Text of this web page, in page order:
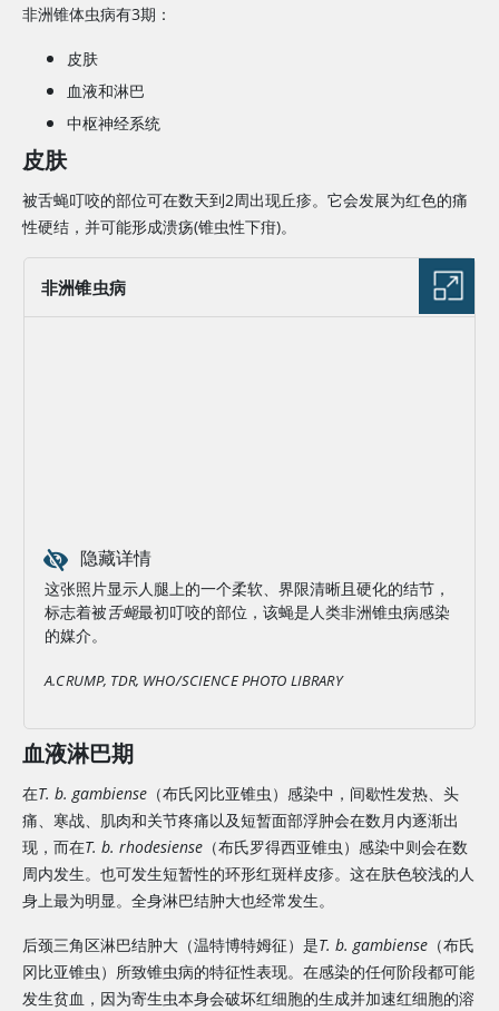
非洲锥体虫病有3期：
皮肤
血液和淋巴
中枢神经系统
皮肤
被舌蝇叮咬的部位可在数天到2周出现丘疹。它会发展为红色的痛
性硬结，并可能形成溃疡(锥虫性下疳)。
非洲锥虫病
隐藏详情
这张照片显示人腿上的一个柔软、界限清晰且硬化的结节，
标志着被舌蝇最初叮咬的部位，该蝇是人类非洲锥虫病感染
的媒介。
A.CRUMP, TDR, WHO/SCIENCE PHOTO LIBRARY
血液淋巴期
在T. b. gambiense （布氏冈比亚锥虫）感染中，间歇性发热、头
痛、寒战、肌肉和关节疼痛以及短暂面部浮肿会在数月内逐渐出
现，而在T. b. rhodesiense （布氏罗得西亚锥虫）感染中则会在数
周内发生。也可发生短暂性的环形红斑样皮疹。这在肤色较浅的人
身上最为明显。全身淋巴结肿大也经常发生。
后颈三角区淋巴结肿大（温特博特姆征）是T. b. gambiense （布氏
冈比亚锥虫）所致锥虫病的特征性表现。在感染的任何阶段都可能
发生贫血，因为寄生虫本身会破坏红细胞的生成并加速红细胞的溶